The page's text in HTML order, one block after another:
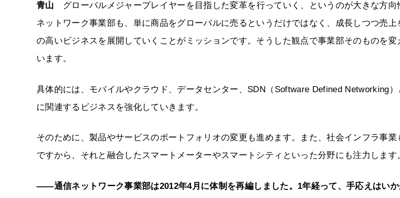
青山 グローバルメジャープレイヤーを目指した変革を行っていく、というのが大きな方向
ネットワーク事業部も、単に商品をグローバルに売るというだけではなく、成長しつつ売上
の高いビジネスを展開していくことがミッションです。そうした観点で事業部そのものを変
います。
具体的には、モバイルやクラウド、データセンター、SDN（Software Defined Networking
に関連するビジネスを強化していきます。
そのために、製品やサービスのポートフォリオの変更も進めます。また、社会インフラ事業
ですから、それと融合したスマートメーターやスマートシティといった分野にも注力します
――通信ネットワーク事業部は2012年4月に体制を再編しました。1年経って、手応えはいか